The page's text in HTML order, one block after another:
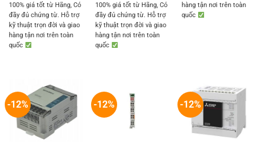
100% giá tốt từ Hãng, Có
đầy đủ chứng từ. Hỗ trợ
kỹ thuật trọn đời và giao
hàng tận nơi trên toàn
quốc
100% giá tốt từ Hãng, Có
đầy đủ chứng từ. Hỗ trợ
kỹ thuật trọn đời và giao
hàng tận nơi trên toàn
quốc
hàng tận nơi trên toàn
quốc
-12% -12% -12%